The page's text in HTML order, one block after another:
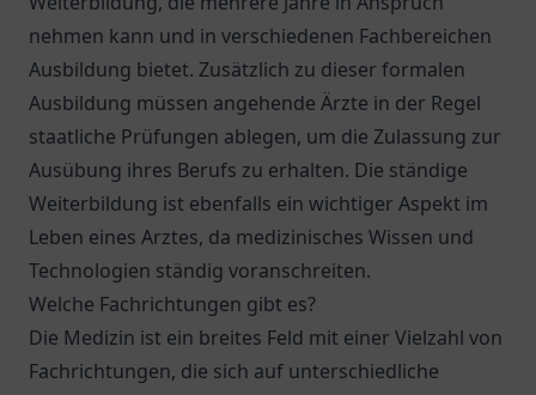
nehmen kann und in verschiedenen Fachbereichen
Ausbildung bietet. Zusätzlich zu dieser formalen
Ausbildung müssen angehende Ärzte in der Regel
staatliche Prüfungen ablegen, um die Zulassung zur
Ausübung ihres Berufs zu erhalten. Die ständige
Weiterbildung ist ebenfalls ein wichtiger Aspekt im
Leben eines Arztes, da medizinisches Wissen und
Technologien ständig voranschreiten.
Welche Fachrichtungen gibt es?
Die Medizin ist ein breites Feld mit einer Vielzahl von
Fachrichtungen, die sich auf unterschiedliche